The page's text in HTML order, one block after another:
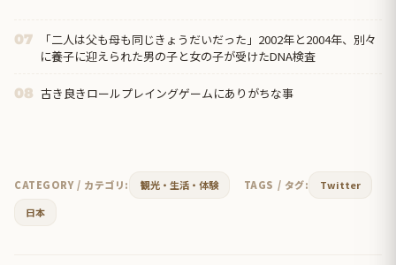
07
「二人は父も母も同じきょうだいだった」2002年と2004年、別々
に養子に迎えられた男の子と女の子が受けたDNA検査
08 古き良きロールプレイングゲームにありがちな事
CATEGORY / カテゴリ: 観光・生活・体験 TAGS / タグ:
Twitter
日本